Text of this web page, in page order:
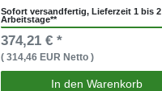
Sofort versandfertig, Lieferzeit 1 bis 2
Arbeitstage**
374,21 € *
( 314,46 EUR Netto )
In den Warenkorb